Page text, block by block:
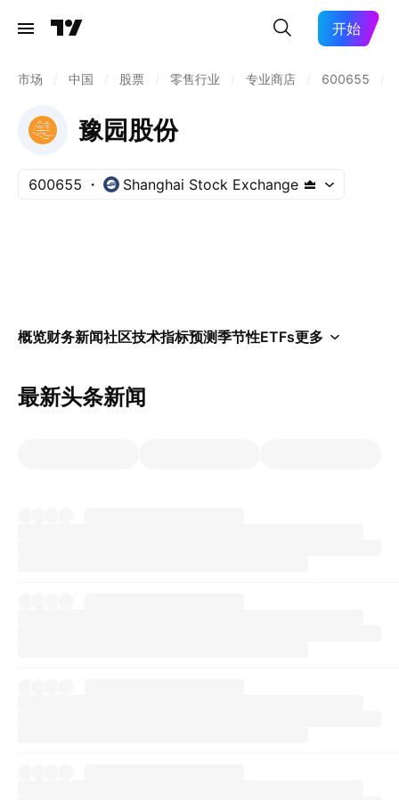
开始
市场 中国 股票 零售行业 专业商店 600655
豫园股份
600655 Shanghai Stock Exchange
概览财务新闻社区技术指标预测季节性ETFs更多
最新头条新闻